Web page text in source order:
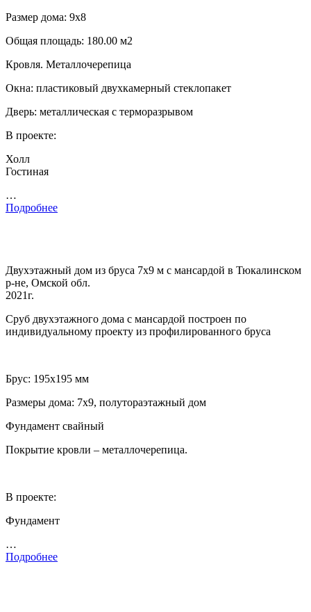
Размер дома: 9х8
Общая площадь: 180.00 м2
Кровля. Металлочерепица
Окна: пластиковый двухкамерный стеклопакет
Дверь: металлическая с терморазрывом
В проекте:
Холл
Гостиная
…
Подробнее
Двухэтажный дом из бруса 7х9 м с мансардой в Тюкалинском
р-не, Омской обл.
2021г.
Сруб двухэтажного дома с мансардой построен по
индивидуальному проекту из профилированного бруса
Брус: 195х195 мм
Размеры дома: 7х9, полутораэтажный дом
Фундамент свайный
Покрытие кровли – металлочерепица.
В проекте:
Фундамент
…
Подробнее